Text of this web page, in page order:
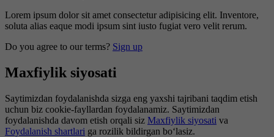
Lorem ipsum dolor sit amet consectetur adipisicing elit. Inventore,
soluta alias eaque modi ipsum sint iusto fugiat vero velit rerum.
Do you agree to our terms? Sign up
Maxfiylik siyosati
Saytimizdan foydalanishda sizga eng yaxshi tajribani taqdim etish
uchun biz cookie-fayllardan foydalanamiz. Saytimizdan
foydalanishda davom etish orqali siz Maxfiylik siyosati va
Foydalanish shartlari ga rozilik bildirgan bo‘lasiz.